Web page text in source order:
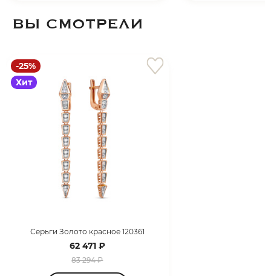
ВЫ СМОТРЕЛИ
-25%
Хит
Серьги Золото красное 120361
62 471 ₽
83 294 ₽